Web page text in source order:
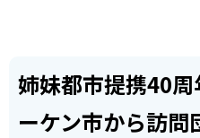
姉妹都市提携40
ーケン市から訪問